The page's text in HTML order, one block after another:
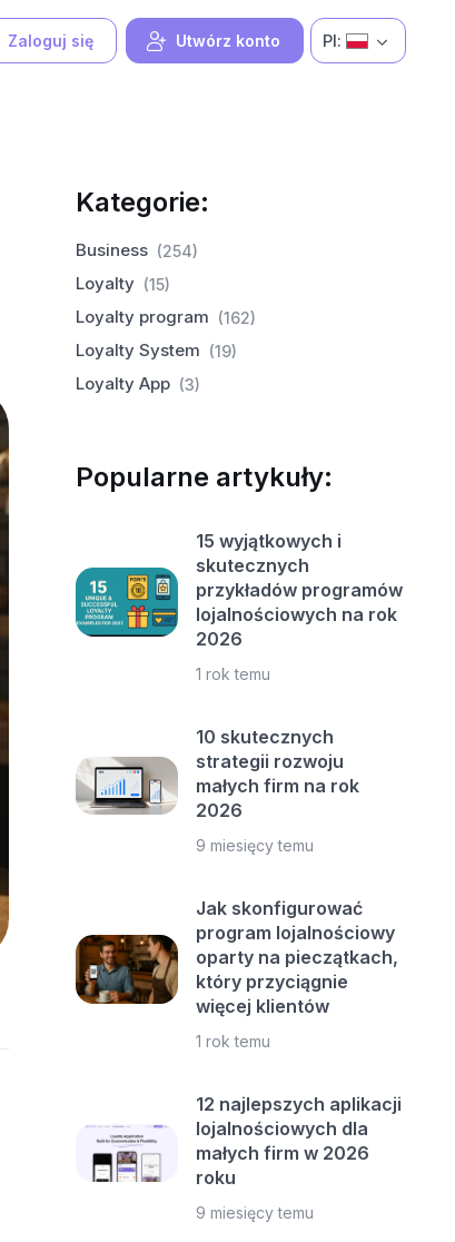
Zaloguj się Utwórz konto Pl:
Kategorie:
Business (254)
Loyalty (15)
Loyalty program (162)
Loyalty System (19)
Loyalty App (3)
Popularne artykuły:
15 wyjątkowych i
skutecznych
przykładów programów
lojalnościowych na rok
2026
1 rok temu
10 skutecznych
strategii rozwoju
małych firm na rok
2026
9 miesięcy temu
Jak skonfigurować
program lojalnościowy
oparty na pieczątkach,
który przyciągnie
więcej klientów
1 rok temu
12 najlepszych aplikacji
lojalnościowych dla
małych firm w 2026
roku
9 miesięcy temu